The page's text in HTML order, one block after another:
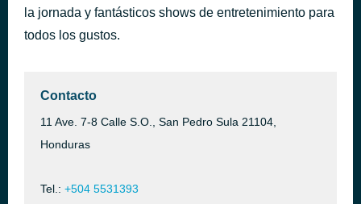
la jornada y fantásticos shows de entretenimiento para
todos los gustos.
Contacto
11 Ave. 7-8 Calle S.O., San Pedro Sula 21104,
Honduras
Tel.: +504 5531393